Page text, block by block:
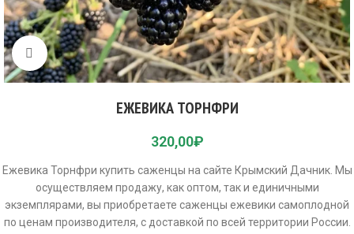
Click to enlarge
ЕЖЕВИКА ТОРНФРИ
320,00₽
Ежевика Торнфри купить саженцы на сайте Крымский Дачник. Мы
осуществляем продажу, как оптом, так и единичными
экземплярами, вы приобретаете саженцы ежевики самоплодной
по ценам производителя, с доставкой по всей территории России.